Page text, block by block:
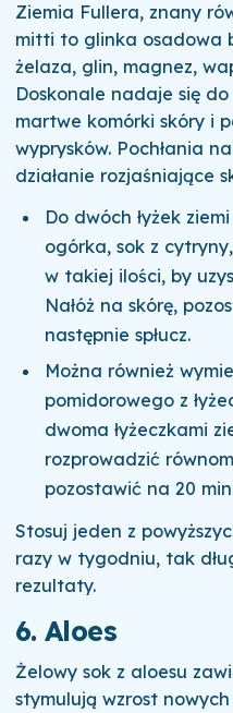
Ziemia Fullera, znany
mitti to glinka osadowa
żelaza, glin, magnez,
Doskonale nadaje się do
martwe komórki skóry i
wyprysków. Pochłania
działanie rozjaśniające
Do dwóch łyżek
ogórka, sok z
w takiej ilości, by
Nałóż na skórę,
następnie spłucz.
Można również
pomidorowego z
dwoma łyżeczkami
rozprowadzić
pozostawić na 20
Stosuj jeden z
razy w tygodniu, tak
rezultaty.
6. Aloes
Żelowy sok z aloesu
stymulują wzrost